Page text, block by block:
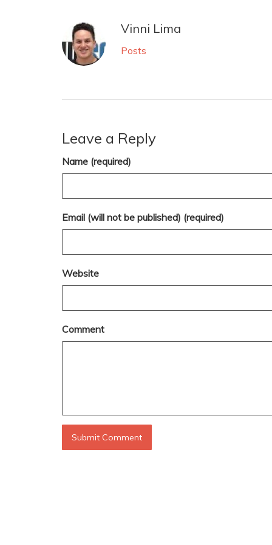
Vinni Lima
Posts
Leave a Reply
Name (required)
Email (will not be published) (required)
Website
Comment